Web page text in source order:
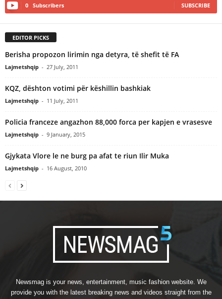
0 Subscribers SUBSCRIBE
EDITOR PICKS
Berisha propozon lirimin nga detyra, të shefit të FA
Lajmetshqip - 27 July, 2011
KQZ, dështon votimi për këshillin bashkiak
Lajmetshqip - 11 July, 2011
Policia franceze angazhon 88,000 forca per kapjen e vrasesve
Lajmetshqip - 9 January, 2015
Gjykata Vlore le ne burg pa afat te riun Ilir Muka
Lajmetshqip - 16 August, 2010
Newsmag is your news, entertainment, music fashion website. We
provide you with the latest breaking news and videos straight from the